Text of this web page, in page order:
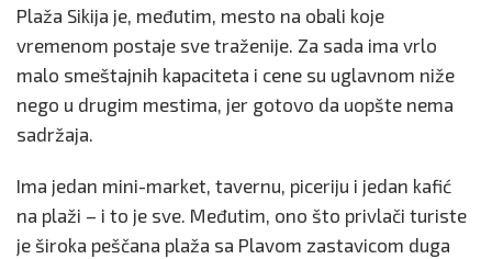
Plaža Sikija je, međutim, mesto na obali koje
vremenom postaje sve traženije. Za sada ima vrlo
malo smeštajnih kapaciteta i cene su uglavnom niže
nego u drugim mestima, jer gotovo da uopšte nema
sadržaja.
Ima jedan mini-market, tavernu, piceriju i jedan kafić
na plaži – i to je sve. Međutim, ono što privlači turiste
je široka peščana plaža sa Plavom zastavicom duga